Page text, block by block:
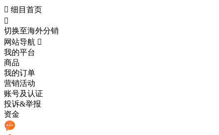
 细目首页

切换至海外分销
网站导航 
我的平台
商品
我的订单
营销活动
账号及认证
投诉&举报
资金